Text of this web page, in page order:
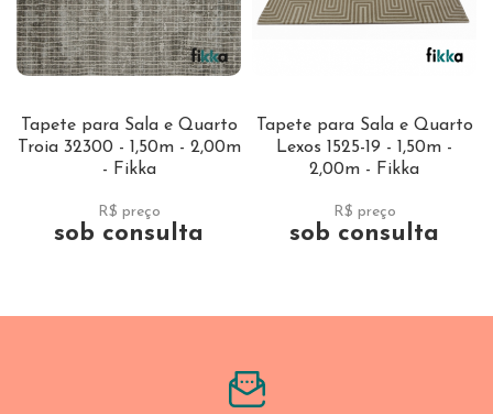
Tapete para Sala e Quarto
Troia 32300 - 1,50m - 2,00m
- Fikka
R$ preço
sob consulta
Tapete para Sala e Quarto
Lexos 1525-19 - 1,50m -
2,00m - Fikka
R$ preço
sob consulta